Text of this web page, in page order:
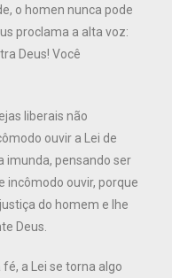
o homen nunca pode
proclama a alta voz:
Deus! Você
liberais não
ouvir a Lei de
imunda, pensando ser
incômodo ouvir, porque
do homem e lhe
Deus.
a Lei se torna algo